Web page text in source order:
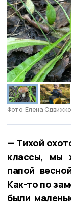
Фото: Елена
— Тихой
классы, мы
папой
Как-то по
были